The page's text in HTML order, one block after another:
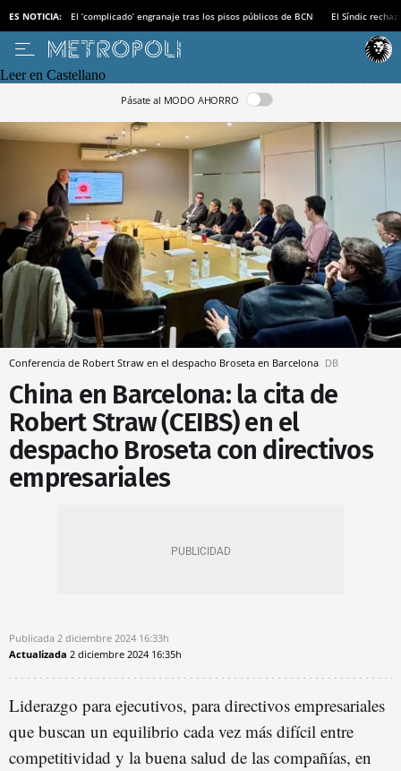
ES NOTICIA: El ‘complicado’ engranaje tras los pisos públicos de BCN El Síndic
Leer en Castellano
Pásate al MODO AHORRO
Conferencia de Robert Straw en el despacho Broseta en Barcelona DB
China en Barcelona: la cita de
Robert Straw (CEIBS) en el
despacho Broseta con directivos
empresariales
Publicada 2 diciembre 2024 16:33h
Actualizada 2 diciembre 2024 16:35h
Liderazgo para ejecutivos, para directivos empresariales
que buscan un equilibrio cada vez más difícil entre
competitividad y la buena salud de las compañías, en